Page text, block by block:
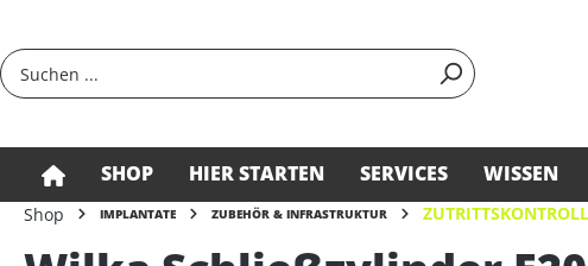
SHOP HIER STARTEN SERVICES WISSEN
Shop IMPLANTATE ZUBEHÖR & INFRASTRUKTUR